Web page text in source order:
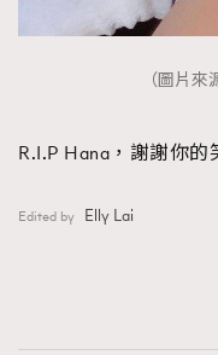
（圖片來
R.I.P Hana，謝謝你
Edited by Elly Lai